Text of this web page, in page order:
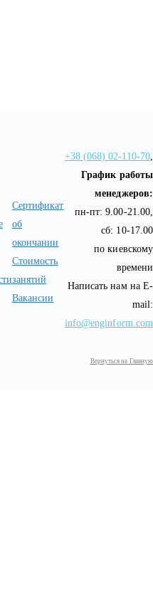
Сертификат
об
окончании
Стоимость
занятий
Вакансии
+38 (068) 02-110-70,
График работы
менеджеров:
пн-пт: 9.00-21.00,
сб: 10-17.00
по киевскому
времени
Написать нам на E-
mail:
info@enginform.com
Вернуться на Главную